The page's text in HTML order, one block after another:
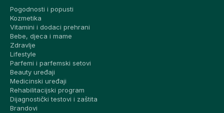
Pogodnosti i popusti
Kozmetika
Vitamini i dodaci prehrani
Bebe, djeca i mame
Zdravlje
Lifestyle
Parfemi i parfemski setovi
Beauty uređaji
Medicinski uređaji
Rehabilitacijski program
Dijagnostički testovi i zaštita
Brandovi